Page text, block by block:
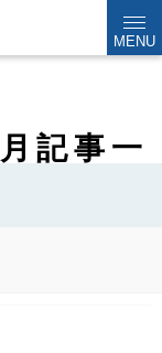
MENU
記事一